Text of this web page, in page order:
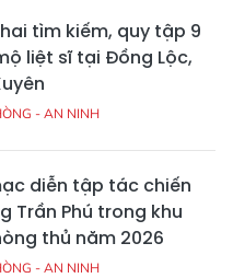
tìm kiếm, quy tập 9
liệt sĩ tại Đồng Lộc,
- AN NINH
diễn tập tác chiến
Trần Phú trong khu
thủ năm 2026
- AN NINH